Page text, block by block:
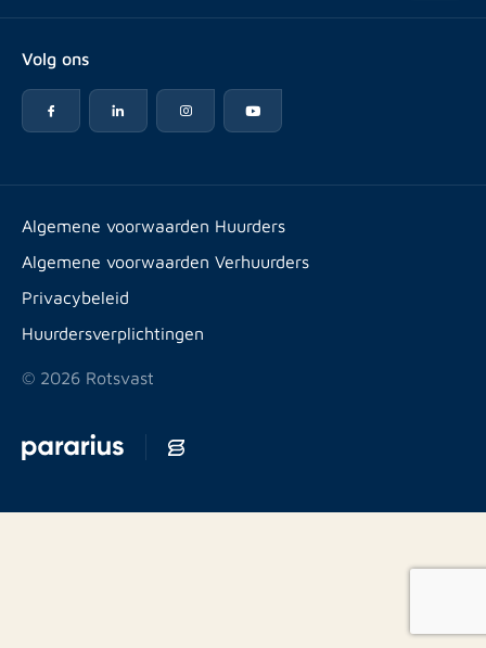
Vastgoedbeheer
Advies
Expats
Energielabel
Veelgestelde vragen
Reviews
Artikelen
Volg ons
Algemene voorwaarden Huurders
Algemene voorwaarden Verhuurders
Privacybeleid
Huurdersverplichtingen
© 2026 Rotsvast